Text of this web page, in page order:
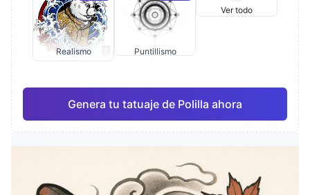
Realismo Puntillismo
Ver todo
Genera tu tatuaje de Polilla ahora